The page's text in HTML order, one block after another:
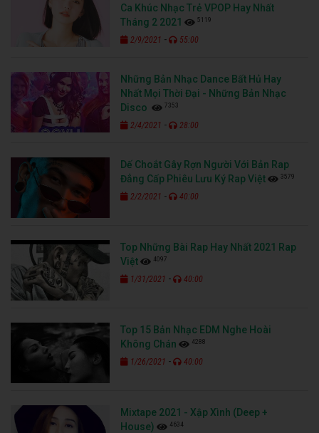
Ca Khúc Nhạc Trẻ VPOP Hay Nhất
Tháng 2 2021
5119
2/9/2021 - 55:00
Những Bản Nhạc Dance Bất Hủ Hay
Nhất Mọi Thời Đại - Những Bản Nhạc
Disco
7353
2/4/2021 - 28:00
Dế Choắt Gây Rợn Người Với Bản Rap
Đẳng Cấp Phiêu Lưu Ký Rap Việt
3579
2/2/2021 - 40:00
Top Những Bài Rap Hay Nhất 2021 Rap
Việt
4097
1/31/2021 - 40:00
Top 15 Bản Nhạc EDM Nghe Hoài
Không Chán
4288
1/26/2021 - 40:00
Mixtape 2021 - Xập Xình (Deep +
House)
4634